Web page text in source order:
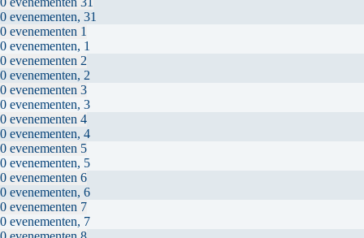
0 evenementen, 31
0 evenementen 1
0 evenementen, 1
0 evenementen 2
0 evenementen, 2
0 evenementen 3
0 evenementen, 3
0 evenementen 4
0 evenementen, 4
0 evenementen 5
0 evenementen, 5
0 evenementen 6
0 evenementen, 6
0 evenementen 7
0 evenementen, 7